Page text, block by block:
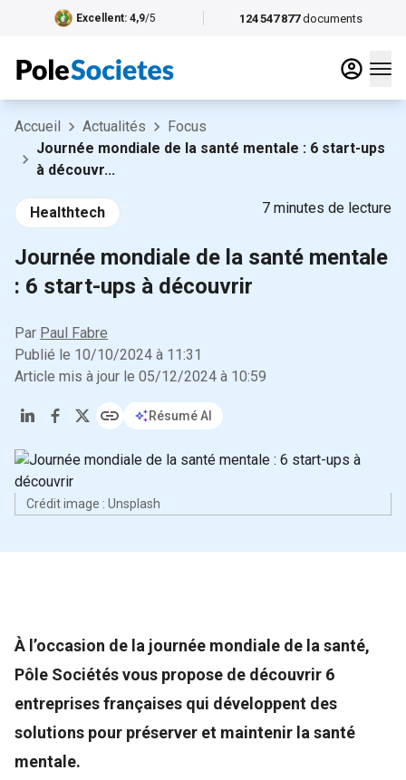
124 547 877 documents
Excellent: 4,9/5
Accueil Actualités
Focus
Journée mondiale de la santé mentale : 6 start-ups
à découvr...
Healthtech 7 minutes de lecture
Journée mondiale de la santé mentale
: 6 start-ups à découvrir
Par Paul Fabre
Publié le 10/10/2024 à 11:31
Article mis à jour le 05/12/2024 à 10:59
Résumé AI
Crédit image : Unsplash
À l’occasion de la journée mondiale de la santé,
Pôle Sociétés vous propose de découvrir 6
entreprises françaises qui développent des
solutions pour préserver et maintenir la santé
mentale.